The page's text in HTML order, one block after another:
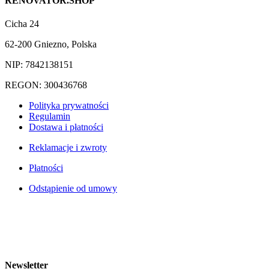
Cicha 24
62-200 Gniezno, Polska
NIP: 7842138151
REGON: 300436768
Polityka prywatności
Regulamin
Dostawa i płatności
Reklamacje i zwroty
Płatności
Odstąpienie od umowy
Newsletter